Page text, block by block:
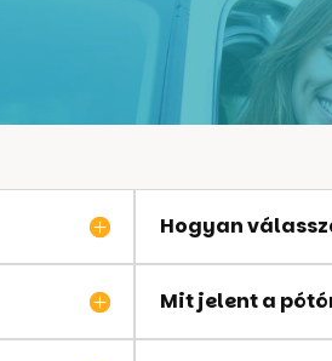
Hogyan
Mit jelent a